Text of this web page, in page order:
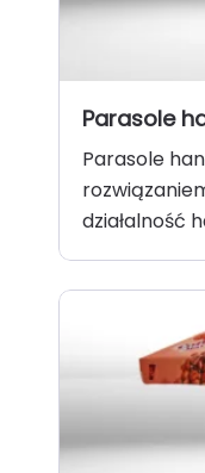
Parasole
Parasole
działalność